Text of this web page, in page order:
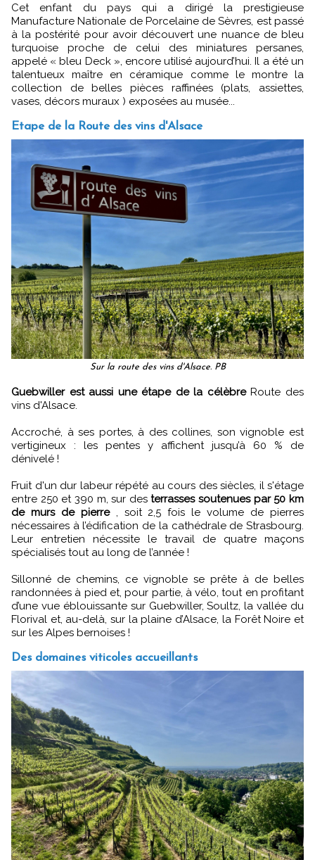
Cet enfant du pays qui a dirigé la prestigieuse
Manufacture Nationale de Porcelaine de Sèvres, est passé
à la postérité pour avoir découvert une nuance de bleu
turquoise proche de celui des miniatures persanes,
appelé « bleu Deck », encore utilisé aujourd’hui. Il a été un
talentueux maître en céramique comme le montre la
collection de belles pièces raffinées (plats, assiettes,
vases, décors muraux ) exposées au musée...
Etape de la Route des vins d'Alsace
Sur la route des vins d'Alsace. PB
Guebwiller est aussi une étape de la célèbreRoute des
vins d'Alsace.
Accroché, à ses portes, à des collines, son vignoble est
vertigineux : les pentes y affichent jusqu’à 60 % de
dénivelé !
Fruit d'un dur labeur répété au cours des siècles, il s'étage
entre 250 et 390 m, sur desterrasses soutenues par 50 km
de murs de pierre, soit 2,5 fois le volume de pierres
nécessaires à l’édification de la cathédrale de Strasbourg.
Leur entretien nécessite le travail de quatre maçons
spécialisés tout au long de l’année !
Sillonné de chemins, ce vignoble se prête à de belles
randonnées à pied et, pour partie, à vélo, tout en profitant
d’une vue éblouissante sur Guebwiller, Soultz, la vallée du
Florival et, au-delà, sur la plaine d’Alsace, la Forêt Noire et
sur les Alpes bernoises !
Des domaines viticoles accueillants